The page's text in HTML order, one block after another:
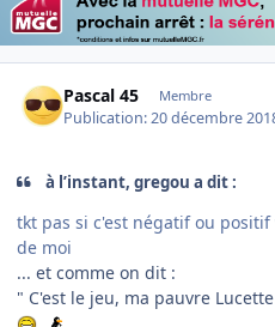
Pascal 45 Membre
Publication:20 décembre
à l’instant, gregou a dit :
tkt pas si c'est négatif ou
de moi
... et comme on dit :
" C'est le jeu, ma pauvre